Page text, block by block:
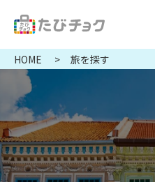
HOME 旅を探す